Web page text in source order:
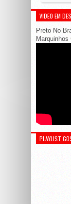
VIDEO EM
Preto No
PLAYLIST